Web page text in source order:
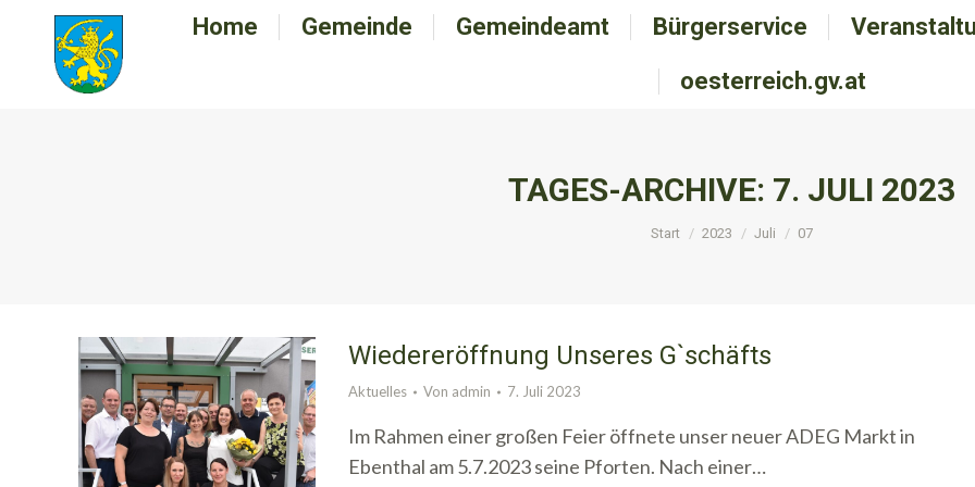
Home Gemeinde Gemeindeamt Bürgerservice
oesterreich.gv.at
TAGES-ARCHIVE: 7. JULI 2023
Sie befinden sich hier:
Start 2023 Juli 07
Wiedereröffnung Unseres G`schäfts
Aktuelles Von admin 7. Juli 2023
Im Rahmen einer großen Feier öffnete unser neuer ADEG Markt in
Ebenthal am 5.7.2023 seine Pforten. Nach einer…
Home Gemeinde Gemeindeamt Bürgerservice
oesterreich.gv.at